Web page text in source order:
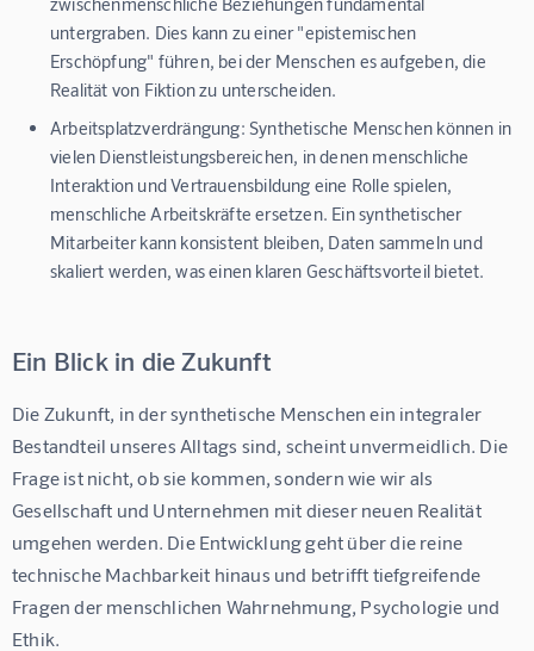
untergraben. Dies kann zu einer "epistemischen
Erschöpfung" führen, bei der Menschen es aufgeben, die
Realität von Fiktion zu unterscheiden.
Arbeitsplatzverdrängung: Synthetische Menschen können in
vielen Dienstleistungsbereichen, in denen menschliche
Interaktion und Vertrauensbildung eine Rolle spielen,
menschliche Arbeitskräfte ersetzen. Ein synthetischer
Mitarbeiter kann konsistent bleiben, Daten sammeln und
skaliert werden, was einen klaren Geschäftsvorteil bietet.
Ein Blick in die Zukunft
Die Zukunft, in der synthetische Menschen ein integraler
Bestandteil unseres Alltags sind, scheint unvermeidlich. Die
Frage ist nicht, ob sie kommen, sondern wie wir als
Gesellschaft und Unternehmen mit dieser neuen Realität
umgehen werden. Die Entwicklung geht über die reine
technische Machbarkeit hinaus und betrifft tiefgreifende
Fragen der menschlichen Wahrnehmung, Psychologie und
Ethik.